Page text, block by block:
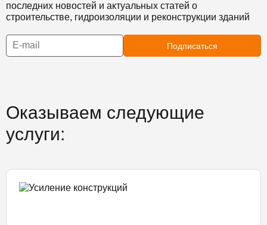
последних новостей и актуальных статей о
строительстве, гидроизоляции и реконструкции зданий
Подписаться
Оказываем следующие
услуги: